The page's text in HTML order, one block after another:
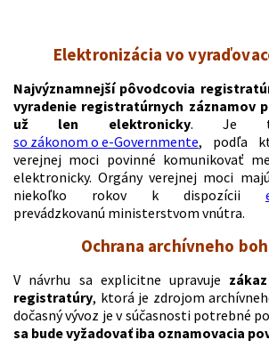
Elektronizácia vo
Najvýznamnejší pôvodcovia
vyradenie registratúrnych záznamov
už len elektronicky. Je
so zákonom o e-Governmente, podľa
verejnej moci povinné komunikovať
elektronicky. Orgány verejnej moci
niekoľko rokov k dispozícii
prevádzkovanú ministerstvom vnútra.
Ochrana archívneho
V návrhu sa explicitne upravuje
registratúry, ktorá je zdrojom
dočasný vývoz je v súčasnosti potrebné
sa bude vyžadovať iba oznamovacia